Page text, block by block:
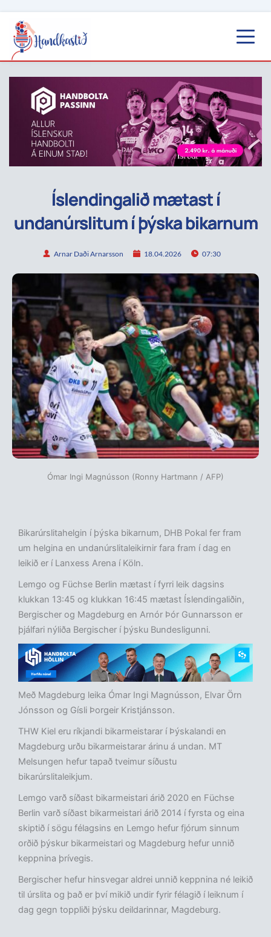
Íslendingalið mætast í
undanúrslitum í þýska bikarnum
Arnar Daði Arnarsson 18.04.2026 07:30
Ómar Ingi Magnússon (Ronny Hartmann / AFP)
Bikarúrslitahelgin í þýska bikarnum, DHB Pokal fer fram
um helgina en undanúrslitaleikirnir fara fram í dag en
leikið er í Lanxess Arena í Köln.
Lemgo og Füchse Berlin mætast í fyrri leik dagsins
klukkan 13:45 og klukkan 16:45 mætast Íslendingaliðin,
Bergischer og Magdeburg en Arnór Þór Gunnarsson er
þjálfari nýliða Bergischer í þýsku Bundesligunni.
Með Magdeburg leika Ómar Ingi Magnússon, Elvar Örn
Jónsson og Gísli Þorgeir Kristjánsson.
THW Kiel eru ríkjandi bikarmeistarar í Þýskalandi en
Magdeburg urðu bikarmeistarar árinu á undan. MT
Melsungen hefur tapað tveimur síðustu
bikarúrslitaleikjum.
Lemgo varð síðast bikarmeistari árið 2020 en Füchse
Berlin varð síðast bikarmeistari árið 2014 í fyrsta og eina
skiptið í sögu félagsins en Lemgo hefur fjórum sinnum
orðið þýskur bikarmeistari og Magdeburg hefur unnið
keppnina þrívegis.
Bergischer hefur hinsvegar aldrei unnið keppnina né leikið
til úrslita og það er því mikið undir fyrir félagið í leiknum í
dag gegn toppliði þýsku deildarinnar, Magdeburg.